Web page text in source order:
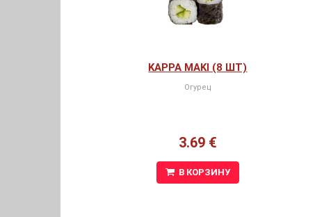
KAPPA MAKI (8 ШТ)
Огурец
3.69 €
В КОРЗИНУ